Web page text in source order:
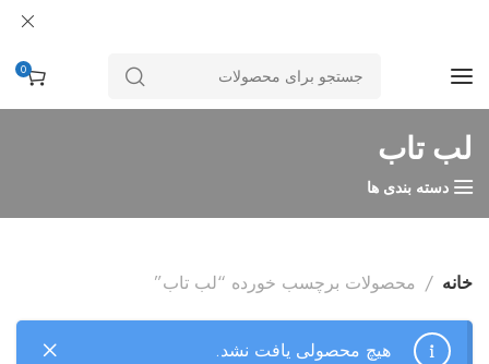
0
لب تاب
دسته بندی ها
خانه محصولات برچسب خورده “لب تاب”
هیچ محصولی یافت نشد.